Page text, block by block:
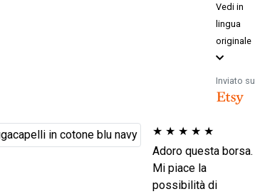
Vedi in
lingua
originale
Inviato su
★ ★ ★ ★ ★
Adoro questa borsa.
Mi piace la
possibilità di